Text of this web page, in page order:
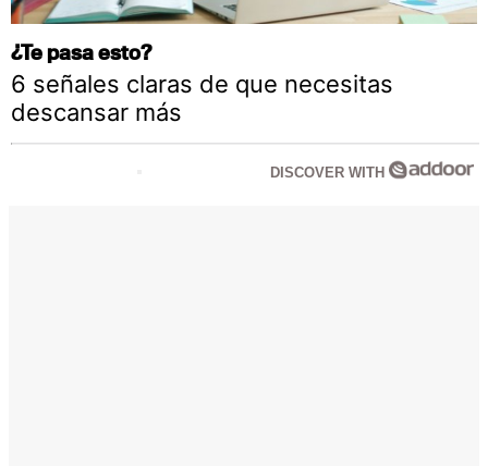
¿Te pasa esto?
6 señales claras de que necesitas
descansar más
DISCOVER WITH